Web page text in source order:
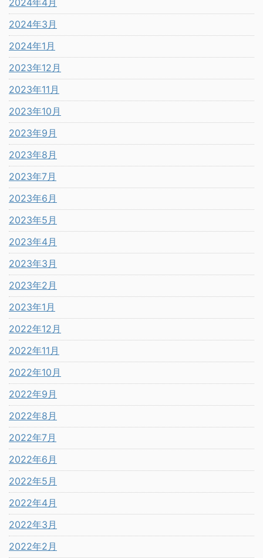
2024年4月
2024年3月
2024年1月
2023年12月
2023年11月
2023年10月
2023年9月
2023年8月
2023年7月
2023年6月
2023年5月
2023年4月
2023年3月
2023年2月
2023年1月
2022年12月
2022年11月
2022年10月
2022年9月
2022年8月
2022年7月
2022年6月
2022年5月
2022年4月
2022年3月
2022年2月